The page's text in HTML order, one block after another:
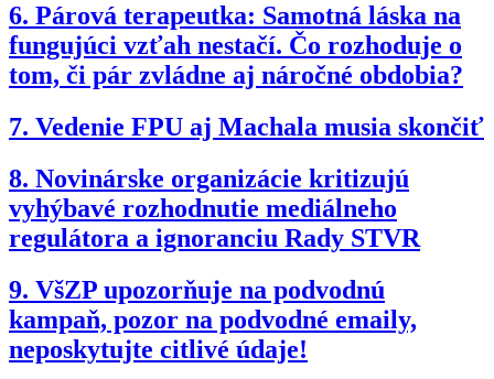
6. Párová terapeutka: Samotná láska na
fungujúci vzťah nestačí. Čo rozhoduje o
tom, či pár zvládne aj náročné obdobia?
7. Vedenie FPU aj Machala musia skončiť
8. Novinárske organizácie kritizujú
vyhýbavé rozhodnutie mediálneho
regulátora a ignoranciu Rady STVR
9. VšZP upozorňuje na podvodnú
kampaň, pozor na podvodné emaily,
neposkytujte citlivé údaje!